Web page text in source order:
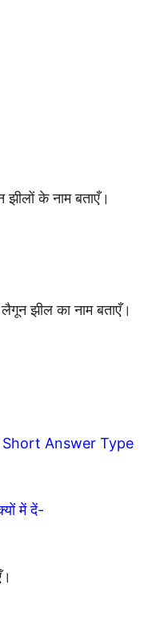
झीलों के नाम बताएँ।
झील का नाम बताएँ।
Short Answer Type
में दें-